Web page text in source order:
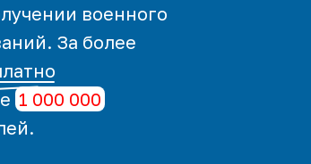
военного
За более
1 000 000